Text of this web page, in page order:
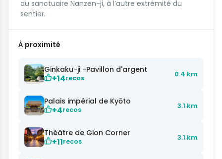
du sanctuaire Nanzen-ji, à l’autre extrémité du
sentier.
À proximité
Ginkaku-ji -Pavillon d'argent
+14recos 0.4 km
Palais impérial de Kyōto
+4recos 3.1 km
Théâtre de Gion Corner
+11recos 3.1 km